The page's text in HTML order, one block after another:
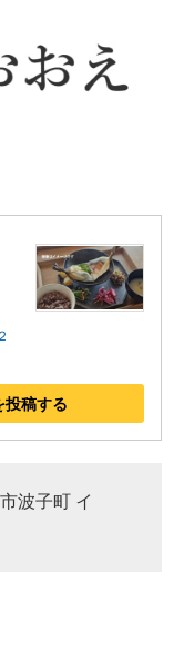
投稿する
波子町 イ